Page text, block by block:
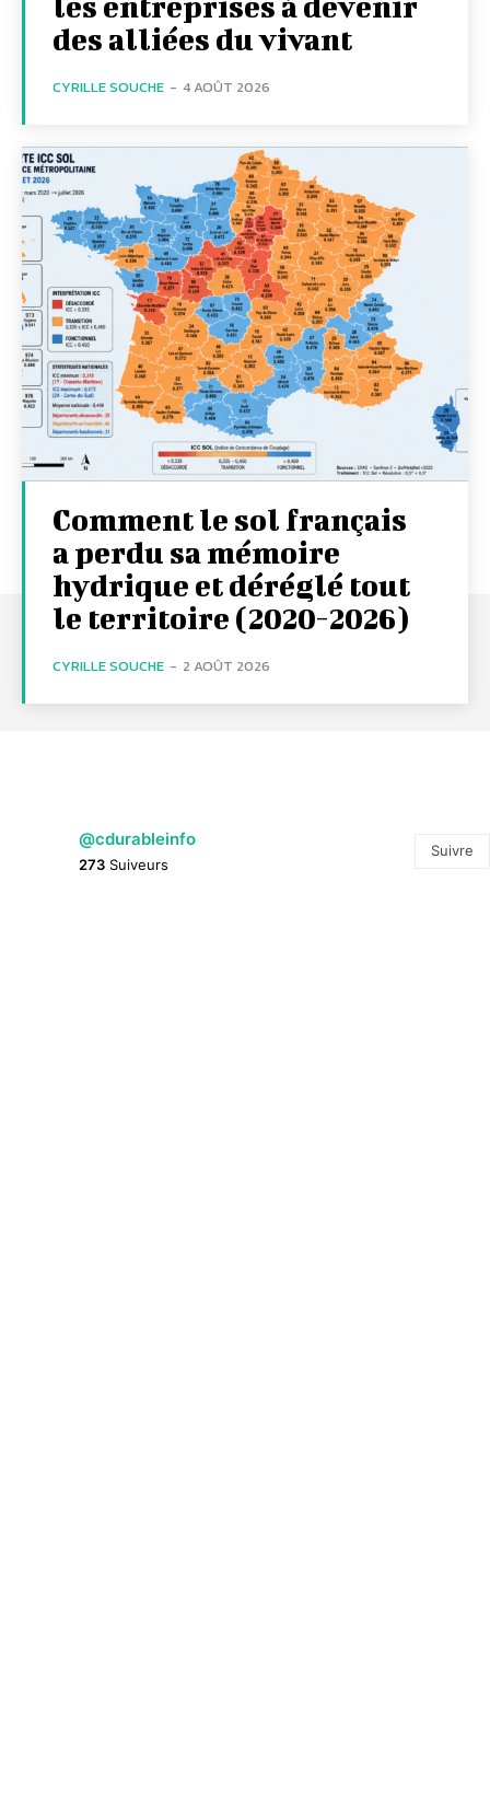
des alliées du vivant
CYRILLE SOUCHE - 4 AOÛT 2026
Comment le sol français
a perdu sa mémoire
hydrique et déréglé tout
le territoire (2020-2026)
CYRILLE SOUCHE - 2 AOÛT 2026
@cdurableinfo
273 Suiveurs
Suivre